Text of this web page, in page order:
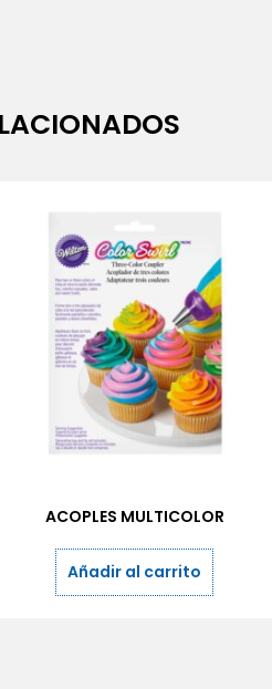
ACOPLES MULTICOLOR
Añadir al carrito